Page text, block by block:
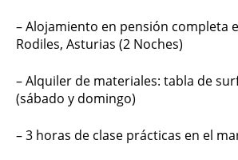
– Alojamiento en pensión completa
Rodiles, Asturias (2 Noches)
– Alquiler de materiales: tabla de
(sábado y domingo)
– 3 horas de clase prácticas en el